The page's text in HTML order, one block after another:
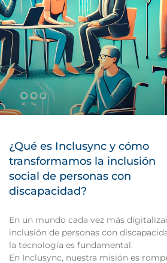
¿Qué es Inclusync y cómo
transformamos la inclusión
social de personas con
discapacidad?
En un mundo cada vez más
inclusión de personas con
la tecnología es fundamental.
En Inclusync, nuestra misión es